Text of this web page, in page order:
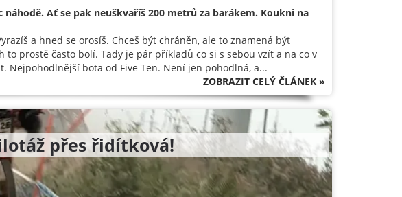
Ať se pak neuškvaříš 200 metrů za barákem. Koukni na
a hned se orosíš. Chceš být chráněn, ale to znamená být
to prostě často bolí. Tady je pár příkladů co si s sebou vzít a na co v
bota od Five Ten. Není jen pohodlná, a...
ZOBRAZIT CELÝ ČLÁNEK »
přes řidítková!